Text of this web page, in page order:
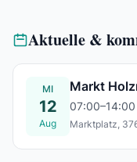
Aktuelle &
MI
12
Aug
Markt
07:00–14:00
Marktplatz,